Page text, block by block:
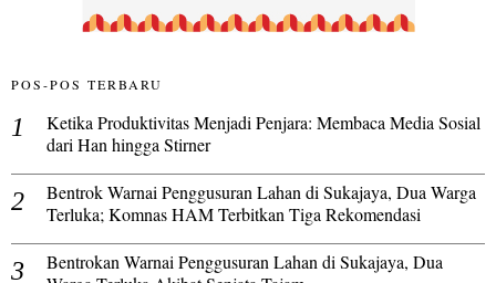
POS-POS TERBARU
Ketika Produktivitas Menjadi Penjara: Membaca Media Sosial
dari Han hingga Stirner
Bentrok Warnai Penggusuran Lahan di Sukajaya, Dua Warga
Terluka; Komnas HAM Terbitkan Tiga Rekomendasi
Bentrokan Warnai Penggusuran Lahan di Sukajaya, Dua